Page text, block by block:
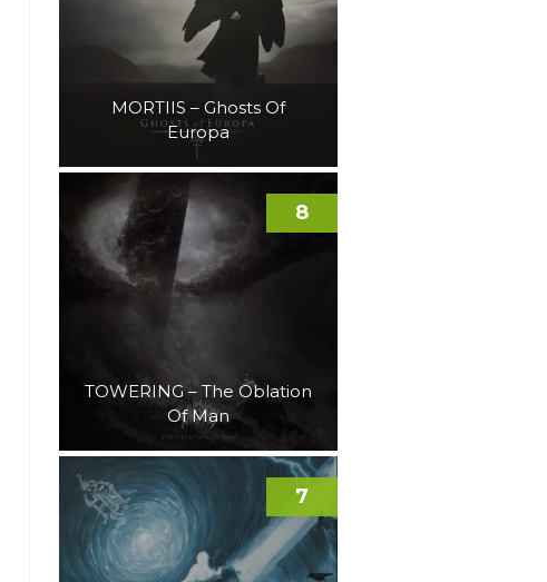
MORTIIS – Ghosts Of
Europa
TOWERING – The Oblation
Of Man
8
7